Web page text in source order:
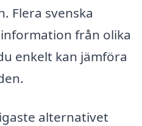
Flera svenska
från olika
enkelt kan jämföra
alternativet